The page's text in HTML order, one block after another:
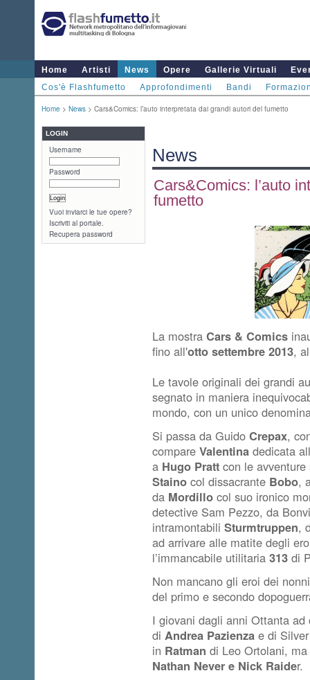
Home Artisti News Opere Gallerie Virtuali
Cos'è Flashfumetto
Approfondimenti Bandi
Home > News > Cars&Comics: l’auto interpretata dai grandi autori del fumetto
LOGIN
Username
Password
Vuoi inviarci le tue opere?
Iscriviti al portale.
Recupera password
News
Cars&Comics: l’auto
fumetto
La mostra Cars & Comics
fino all'otto settembre 2013,
Le tavole originali dei grandi
segnato in maniera
mondo, con un unico
Si passa da Guido Crepax,
compare Valentina dedicata
a Hugo Pratt con le
Staino col dissacrante Bobo,
da Mordillo col suo ironico
detective Sam Pezzo, da Bonvi
intramontabili Sturmtruppen,
ad arrivare alle matite degli
l’immancabile utilitaria 313 di
Non mancano gli eroi dei
del primo e secondo
I giovani dagli anni Ottanta
di Andrea Pazienza e di
in Ratman di Leo Ortolani,
Nathan Never e Nick Raider.